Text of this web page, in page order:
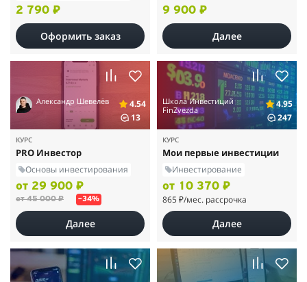
2 790 ₽
Оформить заказ
9 900 ₽
Далее
Александр Шевелёв
4.54
13
КУРС
PRO Инвестор
Основы инвестирования
от 29 900 ₽
от 45 000 ₽ –34%
Далее
Школа Инвестиций
FinZvezda
4.95
247
КУРС
Мои первые инвестиции
Инвестирование
от 10 370 ₽
865 ₽/мес. рассрочка
Далее